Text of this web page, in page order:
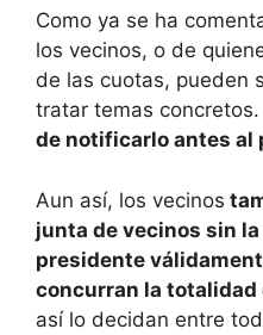
Como ya se ha
los vecinos, o de
de las cuotas, pueden
tratar temas
de notificarlo antes al
Aun así, los vecinos
junta de vecinos sin
presidente
concurran la totalidad
así lo decidan entre